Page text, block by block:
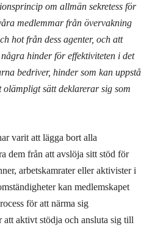
om allmän sekretess för
medlemmar från övervakning
hot från dess agenter, och att
hinder för effektiviteten i det
bedriver, hinder som kan uppstå
sätt deklarerar sig som
varit att lägga bort alla
dem från att avslöja sitt stöd för
arbetskamrater eller aktivister i
kan medlemskapet
för att närma sig
att aktivt stödja och ansluta sig till